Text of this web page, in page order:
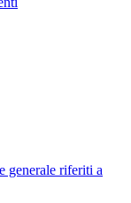
generale riferiti a